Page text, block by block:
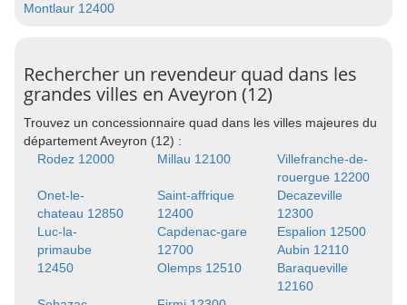
Montlaur 12400
Rechercher un revendeur quad dans les
grandes villes en Aveyron (12)
Trouvez un concessionnaire quad dans les villes majeures du
département Aveyron (12) :
Rodez 12000
Millau 12100
Villefranche-de-
rouergue 12200
Onet-le-
chateau 12850
Saint-affrique
12400
Decazeville
12300
Luc-la-
primaube
12450
Capdenac-gare
12700
Espalion 12500
Aubin 12110
Olemps 12510
Baraqueville
12160